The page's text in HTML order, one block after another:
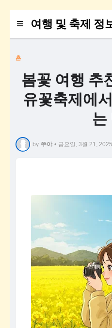
여행 및 축제 정
홈
봄꽃 여행 추
유꽃축제에
는
by 쭈야 • 금요일, 3월 21, 2025